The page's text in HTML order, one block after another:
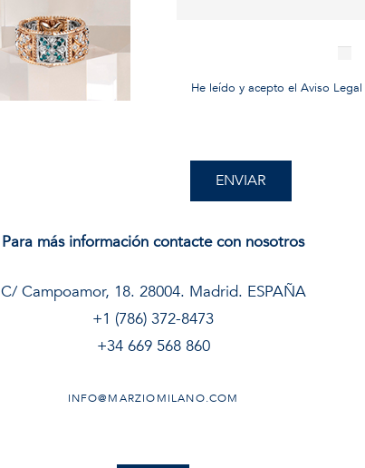
Catálogo
Store locatorHe leído y acepto elAviso Legal
Para más información contacte con nosotros
C/ Campoamor, 18. 28004. Madrid. ESPAÑA
+1 (786) 372-8473
+34 669 568 860
INFO@MARZIOMILANO.COM